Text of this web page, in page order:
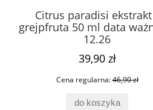
Citrus paradisi
grejpfruta 50 ml data
12.26
39,90 zł
Cena regularna:46,90 zł
do koszyka